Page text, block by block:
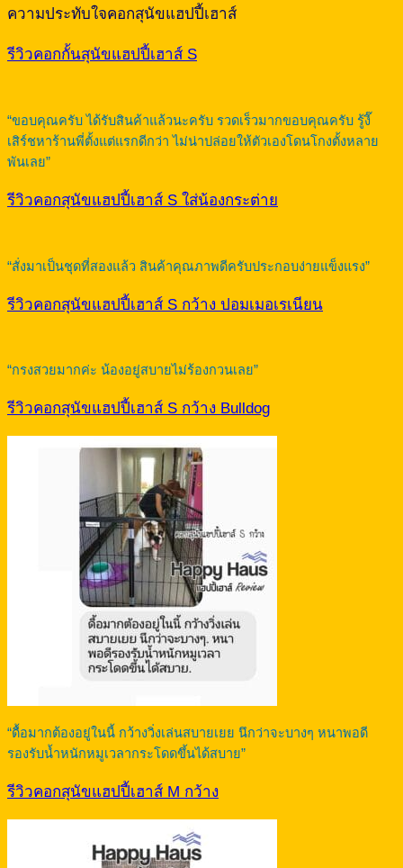
ความประทับใจคอกสุนัขแฮปปี้เฮาส์
รีวิวคอกกั้นสุนัขแฮปปี้เฮาส์ S
“ขอบคุณครับ ได้รับสินค้าแล้วนะครับ รวดเร็วมากขอบคุณครับ รู้งี๊
เสิร์ชหาร้านพี่ตั้งแต่แรกดีกว่า ไม่น่าปล่อยให้ตัวเองโดนโกงตั้งหลาย
พันเลย”
รีวิวคอกสุนัขแฮปปี้เฮาส์ S ใส่น้องกระต่าย
“สั่งมาเป็นชุดที่สองแล้ว สินค้าคุณภาพดีครับประกอบง่ายแข็งแรง”
รีวิวคอกสุนัขแฮปปี้เฮาส์ S กว้าง ปอมเมอเรเนียน
“กรงสวยมากค่ะ น้องอยู่สบายไม่ร้องกวนเลย”
รีวิวคอกสุนัขแฮปปี้เฮาส์ S กว้าง Bulldog
“ดื้อมากต้องอยู่ในนี้ กว้างวิ่งเล่นสบายเยย นึกว่าจะบางๆ หนาพอดี
รองรับน้ำหนักหมูเวลากระโดดขึ้นได้สบาย”
รีวิวคอกสุนัขแฮปปี้เฮาส์ M กว้าง